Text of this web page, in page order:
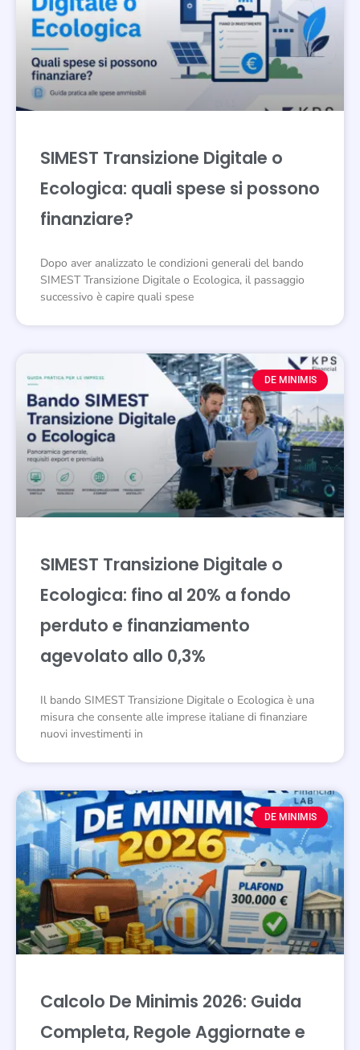
SIMEST Transizione Digitale o
Ecologica: quali spese si possono
finanziare?
Dopo aver analizzato le condizioni generali del bando
SIMEST Transizione Digitale o Ecologica, il passaggio
successivo è capire quali spese
DE MINIMIS
SIMEST Transizione Digitale o
Ecologica: fino al 20% a fondo
perduto e finanziamento
agevolato allo 0,3%
Il bando SIMEST Transizione Digitale o Ecologica è una
misura che consente alle imprese italiane di finanziare
nuovi investimenti in
DE MINIMIS
Calcolo De Minimis 2026: Guida
Completa, Regole Aggiornate e